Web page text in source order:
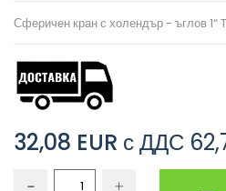
Сферичен кран с холендър - ъглов 1“
32,08 EUR с ДДС